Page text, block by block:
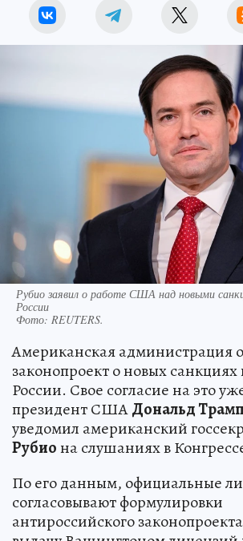
Рубио заявил о работе США над новыми
России
Фото: REUTERS.
Американская администрация
законопроект о новых
России. Свое согласие на это
президент СШАДональд Трамп
уведомил американский
Рубиона слушаниях в
По его данным, официальные
согласовывают формулировки
антироссийского